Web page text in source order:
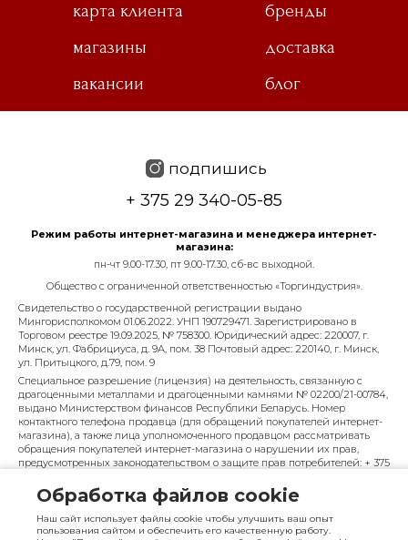
карта клиента
бренды
магазины
доставка
вакансии
блог
подпишись
+ 375 29 340-05-85
Режим работы интернет-магазина и менеджера интернет-
магазина:
пн-чт 9.00-17.30, пт 9.00-17.30, сб-вс выходной.
Общество с ограниченной ответственностью «Торгиндустрия».
Свидетельство о государственной регистрации выдано
Мингорисполкомом 01.06.2022. УНП 190729471. Зарегистрировано в
Торговом реестре 19.09.2025, № 758300. Юридический адрес: 220007, г.
Минск, ул. Фабрициуса, д. 9А, пом. 38 Почтовый адрес: 220140, г. Минск,
ул. Притыцкого, д.79, пом. 9
Специальное разрешение (лицензия) на деятельность, связанную с
драгоценными металлами и драгоценными камнями № 02200/21-00784,
выдано Министерством финансов Республики Беларусь. Номер
контактного телефона продавца (для обращений покупателей интернет-
магазина), а также лица уполномоченного продавцом рассматривать
обращения покупателей интернет-магазина о нарушении их прав,
предусмотренных законодательством о защите прав потребителей: + 375
управления по работе с обращениями граждан и юридических лиц
Минского городского исполнительного комитета, администрация
Московского района г. Минска: +375 (17) 368-80-49.
Обработка файлов cookie
Наш сайт использует файлы cookie чтобы улучшить ваш опыт
пользования сайтом и обеспечить его качественную работу.